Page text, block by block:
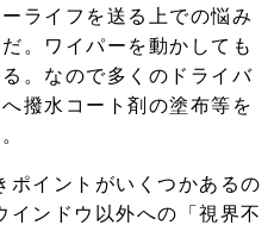
インタビュー
イベントレポート
ライフを送る上での悩み
。ワイパーを動かしても
。なので多くのドライバ
撥水コート剤の塗布等を
ポイントがいくつかあるの
インドウ以外への「視界不